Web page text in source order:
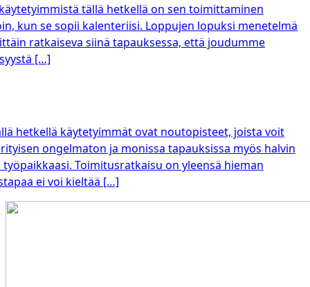
tällä hetkellä on sen toimittaminen
kun se sopii kalenteriisi. Loppujen lopuksi menetelmä
ratkaiseva siinä tapauksessa, että joudumme
[…]
hetkellä käytetyimmät ovat noutopisteet, joista voit
ongelmaton ja monissa tapauksissa myös halvin
Toimitusratkaisu on yleensä hieman
ei voi kieltää […]